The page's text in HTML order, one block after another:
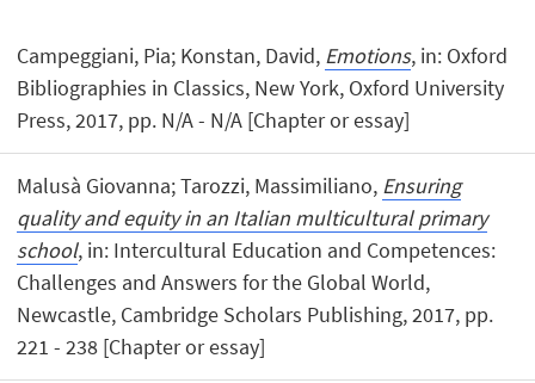
Campeggiani, Pia; Konstan, David, Emotions, in: Oxford
Bibliographies in Classics, New York, Oxford University
Press, 2017, pp. N/A - N/A [Chapter or essay]
Malusà Giovanna; Tarozzi, Massimiliano, Ensuring
quality and equity in an Italian multicultural primary
school, in: Intercultural Education and Competences:
Challenges and Answers for the Global World,
Newcastle, Cambridge Scholars Publishing, 2017, pp.
221 - 238 [Chapter or essay]